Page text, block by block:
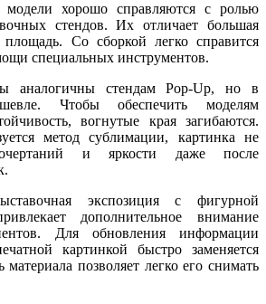
хорошо справляются с ролью
стендов. Их отличает большая
площадь. Со сборкой легко справится
специальных инструментов.
аналогичны стендам Pop-Up, но в
Чтобы обеспечить моделям
вогнутые края загибаются.
метод сублимации, картинка не
и яркости даже после
экспозиция с фигурной
дополнительное внимание
Для обновления информации
картинкой быстро заменяется
позволяет легко его снимать